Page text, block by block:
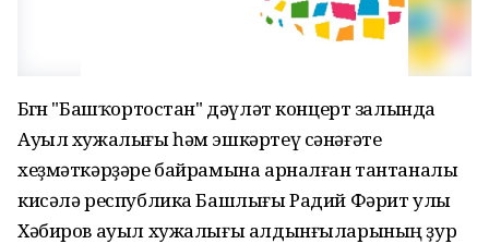
Бөгөн "Башҡортостан" дәүләт концерт залында
Ауыл хужалығы һәм эшкәртеү сәнәғәте
хеҙмәткәрҙәре байрамына арналған тантаналы
кисәлә республика Башлығы Радий Фәрит улы
Хәбиров ауыл хужалығы алдынғыларының ҙур